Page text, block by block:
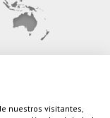
nuestros visitantes,